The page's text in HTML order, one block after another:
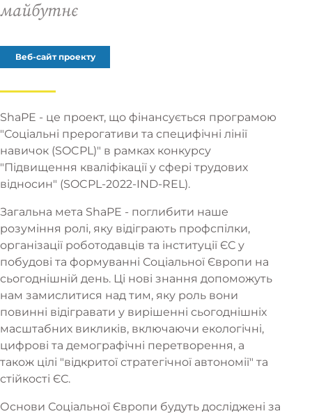
майбутнє
Веб-сайт проекту
ShaPE - це проект, що фінансується програмою
"Соціальні прерогативи та специфічні лінії
навичок (SOCPL)" в рамках конкурсу
"Підвищення кваліфікації у сфері трудових
відносин" (SOCPL-2022-IND-REL).
Загальна мета ShaPE - поглибити наше
розуміння ролі, яку відіграють профспілки,
організації роботодавців та інституції ЄС у
побудові та формуванні Соціальної Європи на
сьогоднішній день. Ці нові знання допоможуть
нам замислитися над тим, яку роль вони
повинні відігравати у вирішенні сьогоднішніх
масштабних викликів, включаючи екологічні,
цифрові та демографічні перетворення, а
також цілі "відкритої стратегічної автономії" та
стійкості ЄС.
Основи Соціальної Європи будуть досліджені за